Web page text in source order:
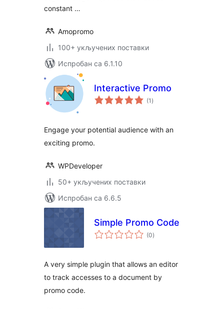
constant …
Amopromo
100+ укључених поставки
Испробан са 6.1.10
Interactive Promo
(1 укупних
оцена
)
Engage your potential audience with an
exciting promo.
WPDeveloper
50+ укључених поставки
Испробан са 6.6.5
Simple Promo Code
(0укупних
оцена
)
A very simple plugin that allows an editor
to track accesses to a document by
promo code.